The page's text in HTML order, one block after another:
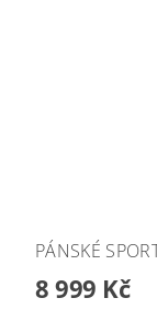
PÁNSKÉ
8 999 Kč